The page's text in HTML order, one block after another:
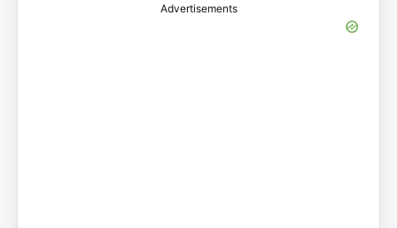
Advertisements